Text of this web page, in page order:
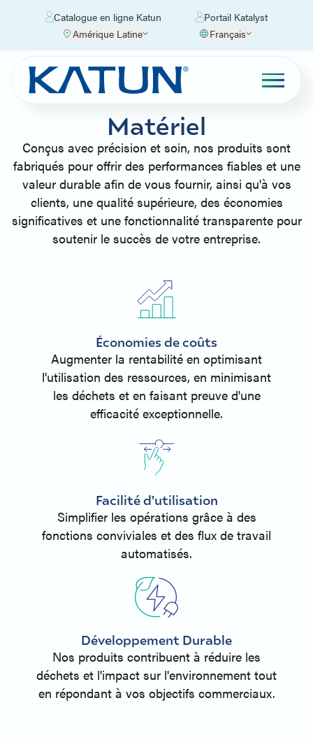
Catalogue en ligne Katun
Portail Katalyst
Amérique Latine
Français
Matériel
Conçus avec précision et soin, nos produits sont
fabriqués pour offrir des performances fiables et une
valeur durable afin de vous fournir, ainsi qu'à vos
clients, une qualité supérieure, des économies
significatives et une fonctionnalité transparente pour
soutenir le succès de votre entreprise.
Économies de coûts
Augmenter la rentabilité en optimisant
l'utilisation des ressources, en minimisant
les déchets et en faisant preuve d'une
efficacité exceptionnelle.
Facilité d'utilisation
Simplifier les opérations grâce à des
fonctions conviviales et des flux de travail
automatisés.
Développement Durable
Nos produits contribuent à réduire les
déchets et l'impact sur l'environnement tout
en répondant à vos objectifs commerciaux.